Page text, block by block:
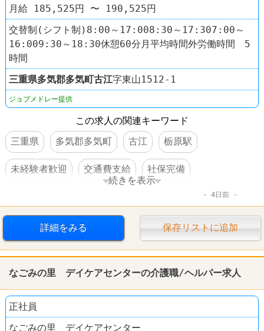
月給 185,525円 〜 190,525円
交替制(シフト制)8:00～17:008:30～17:307:00～
16:009:30～18:30休憩60分月平均時間外労働時間 5
時間
三重県多気郡多気町古江字東山1512-1
ジョブメドレー提供
この求人の関連キーワード
三重県
多気郡多気町 古江 栃原駅
未経験者歓迎 交通費支給 社保完備
続きを表示
4日前
詳細をみる 保存リストに追加
なごみの里 デイケアセンターの介護職/ヘルパー求人
正社員
なごみの里 デイケアセンター